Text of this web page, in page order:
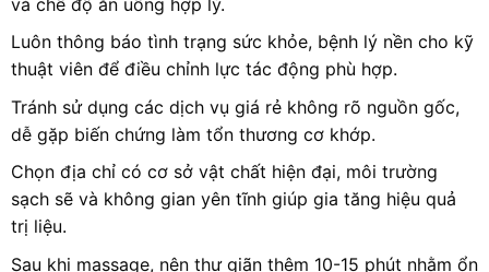
Luôn thông báo tình trạng sức khỏe, bệnh lý nền cho kỹ
thuật viên để điều chỉnh lực tác động phù hợp.
Tránh sử dụng các dịch vụ giá rẻ không rõ nguồn gốc,
dễ gặp biến chứng làm tổn thương cơ khớp.
Chọn địa chỉ có cơ sở vật chất hiện đại, môi trường
sạch sẽ và không gian yên tĩnh giúp gia tăng hiệu quả
trị liệu.
Sau khi massage, nên thư giãn thêm 10-15 phút nhằm ổn